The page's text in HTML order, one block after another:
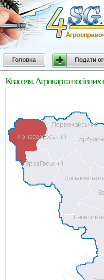
Головна Подати
Квасоля. Агрокарта